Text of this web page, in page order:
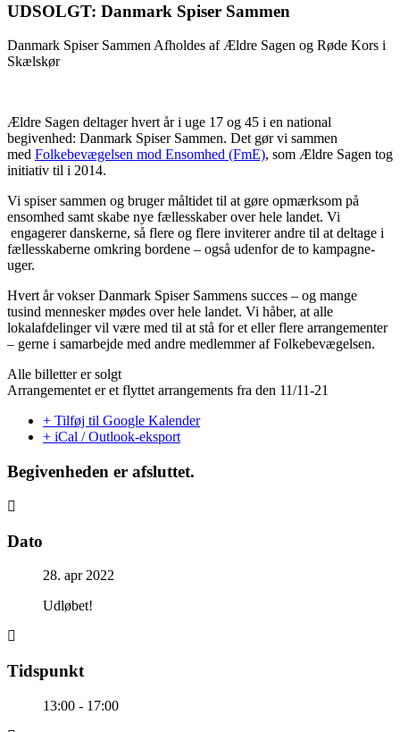
UDSOLGT: Danmark Spiser Sammen
Danmark Spiser Sammen Afholdes af Ældre Sagen og Røde Kors i
Skælskør
Ældre Sagen deltager hvert år i uge 17 og 45 i en national
begivenhed: Danmark Spiser Sammen. Det gør vi sammen
med Folkebevægelsen mod Ensomhed (FmE), som Ældre Sagen tog
initiativ til i 2014.
Vi spiser sammen og bruger måltidet til at gøre opmærksom på
ensomhed samt skabe nye fællesskaber over hele landet. Vi
engagerer danskerne, så flere og flere inviterer andre til at deltage i
fællesskaberne omkring bordene – også udenfor de to kampagne-
uger.
Hvert år vokser Danmark Spiser Sammens succes – og mange
tusind mennesker mødes over hele landet. Vi håber, at alle
lokalafdelinger vil være med til at stå for et eller flere arrangementer
– gerne i samarbejde med andre medlemmer af Folkebevægelsen.
Alle billetter er solgt
Arrangementet er et flyttet arrangements fra den 11/11-21
+ Tilføj til Google Kalender
+ iCal / Outlook-eksport
Begivenheden er afsluttet.
Dato
28. apr 2022
Udløbet!
Tidspunkt
13:00 - 17:00